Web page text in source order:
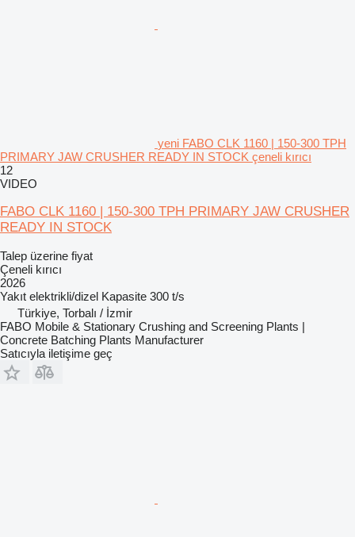
yeni FABO CLK 1160 | 150-300 TPH
PRIMARY JAW CRUSHER READY IN STOCK çeneli kırıcı
12
VIDEO
FABO CLK 1160 | 150-300 TPH PRIMARY JAW CRUSHER
READY IN STOCK
Talep üzerine fiyat
Çeneli kırıcı
2026
Yakıt elektrikli/dizel Kapasite 300 t/s
Türkiye, Torbalı / İzmir
FABO Mobile & Stationary Crushing and Screening Plants |
Concrete Batching Plants Manufacturer
Satıcıyla iletişime geç